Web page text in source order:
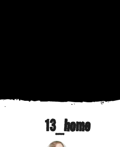
13_home